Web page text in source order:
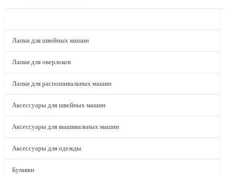
Лапки для швейных машин
Лапки для оверлоков
Лапки для распошивальных машин
Аксессуары для швейных машин
Аксессуары для вышивальных машин
Аксессуары для одежды
Булавки